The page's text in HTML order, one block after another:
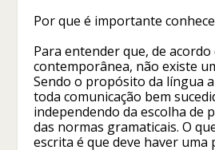
Por que é importante
Para entender que, de
contemporânea, não existe
Sendo o propósito da língua
toda comunicação bem
independendo da escolha de
das normas gramaticais. O
escrita é que deve haver uma